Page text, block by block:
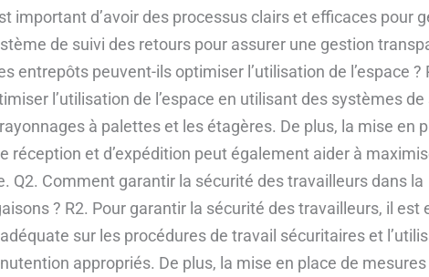
important d’avoir des processus clairs et efficaces pour
de suivi des retours pour assurer une gestion
entrepôts peuvent-ils optimiser l’utilisation de l’espace ?
l’utilisation de l’espace en utilisant des systèmes
à palettes et les étagères. De plus, la mise en
réception et d’expédition peut également aider à
Q2. Comment garantir la sécurité des travailleurs dans la
? R2. Pour garantir la sécurité des travailleurs, il est
sur les procédures de travail sécuritaires et
appropriés. De plus, la mise en place de